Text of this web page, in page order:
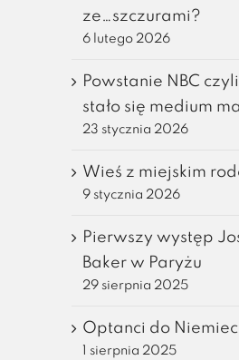
ze…szczurami?
6 lutego 2026
Powstanie NBC
stało się medium
23 stycznia 2026
Wieś z miejskim
9 stycznia 2026
Pierwszy występ
Baker w Paryżu
29 sierpnia 2025
Optanci do Niemiec
1 sierpnia 2025